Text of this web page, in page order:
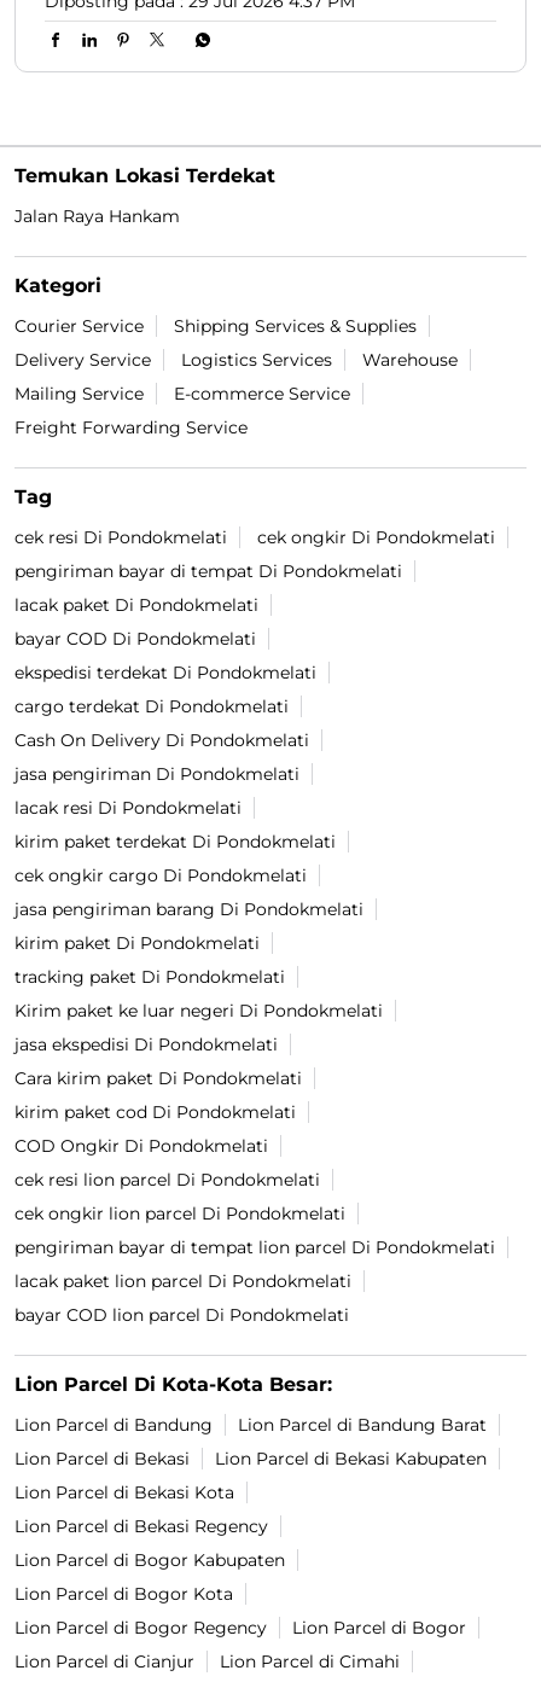
Temukan Lokasi Terdekat
Jalan Raya Hankam
Kategori
Courier Service
Shipping Services & Supplies
Delivery Service
Logistics Services
Warehouse
Mailing Service
E-commerce Service
Freight Forwarding Service
Tag
cek resi Di Pondokmelati
cek ongkir Di Pondokmelati
pengiriman bayar di tempat Di Pondokmelati
lacak paket Di Pondokmelati
bayar COD Di Pondokmelati
ekspedisi terdekat Di Pondokmelati
cargo terdekat Di Pondokmelati
Cash On Delivery Di Pondokmelati
jasa pengiriman Di Pondokmelati
lacak resi Di Pondokmelati
kirim paket terdekat Di Pondokmelati
cek ongkir cargo Di Pondokmelati
jasa pengiriman barang Di Pondokmelati
kirim paket Di Pondokmelati
tracking paket Di Pondokmelati
Kirim paket ke luar negeri Di Pondokmelati
jasa ekspedisi Di Pondokmelati
Cara kirim paket Di Pondokmelati
kirim paket cod Di Pondokmelati
COD Ongkir Di Pondokmelati
cek resi lion parcel Di Pondokmelati
cek ongkir lion parcel Di Pondokmelati
pengiriman bayar di tempat lion parcel Di Pondokmelati
lacak paket lion parcel Di Pondokmelati
bayar COD lion parcel Di Pondokmelati
Lion Parcel Di Kota-Kota Besar:
Lion Parcel di Bandung
Lion Parcel di Bandung Barat
Lion Parcel di Bekasi
Lion Parcel di Bekasi Kabupaten
Lion Parcel di Bekasi Kota
Lion Parcel di Bekasi Regency
Lion Parcel di Bogor Kabupaten
Lion Parcel di Bogor Kota
Lion Parcel di Bogor Regency
Lion Parcel di Bogor
Lion Parcel di Cianjur
Lion Parcel di Cimahi